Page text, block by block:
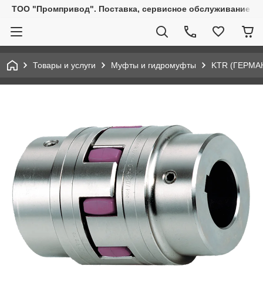
ТОО "Промпривод". Поставка, сервисное обслуживание
Товары и услуги Муфты и гидромуфты KTR